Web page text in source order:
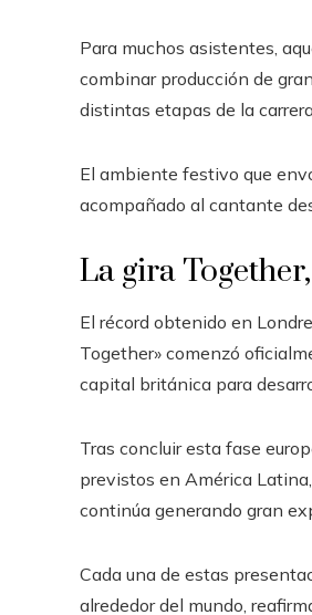
Para muchos asistentes,
combinar producción de
distintas etapas de la
El ambiente festivo que
acompañado al cantante
La gira
El récord obtenido en
Together» comenzó
capital británica para
Tras concluir esta fase
previstos en América
continúa generando gran
Cada una de estas
alrededor del mundo,